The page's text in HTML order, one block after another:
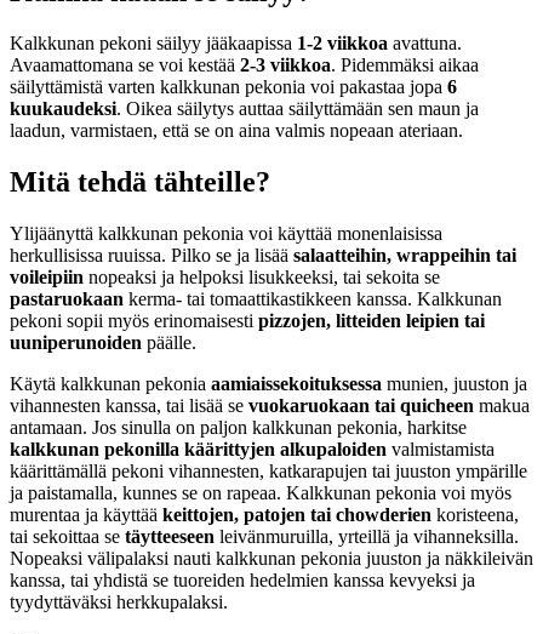
Kalkkunan pekoni säilyy jääkaapissa 1-2 viikkoa avattuna.
Avaamattomana se voi kestää 2-3 viikkoa. Pidemmäksi aikaa
säilyttämistä varten kalkkunan pekonia voi pakastaa jopa 6
kuukaudeksi. Oikea säilytys auttaa säilyttämään sen maun ja
laadun, varmistaen, että se on aina valmis nopeaan ateriaan.
Mitä tehdä tähteille?
Ylijäänyttä kalkkunan pekonia voi käyttää monenlaisissa
herkullisissa ruuissa. Pilko se ja lisää salaatteihin, wrappeihin tai
voileipiin nopeaksi ja helpoksi lisukkeeksi, tai sekoita se
pastaruokaan kerma- tai tomaattikastikkeen kanssa. Kalkkunan
pekoni sopii myös erinomaisesti pizzojen, litteiden leipien tai
uuniperunoiden päälle.
Käytä kalkkunan pekonia aamiaissekoituksessa munien, juuston ja
vihannesten kanssa, tai lisää se vuokaruokaan tai quicheen makua
antamaan. Jos sinulla on paljon kalkkunan pekonia, harkitse
kalkkunan pekonilla käärittyjen alkupaloiden valmistamista
käärittämällä pekoni vihannesten, katkarapujen tai juuston ympärille
ja paistamalla, kunnes se on rapeaa. Kalkkunan pekonia voi myös
murentaa ja käyttää keittojen, patojen tai chowderien koristeena,
tai sekoittaa se täytteeseen leivänmuruilla, yrteillä ja vihanneksilla.
Nopeaksi välipalaksi nauti kalkkunan pekonia juuston ja näkkileivän
kanssa, tai yhdistä se tuoreiden hedelmien kanssa kevyeksi ja
tyydyttäväksi herkkupalaksi.